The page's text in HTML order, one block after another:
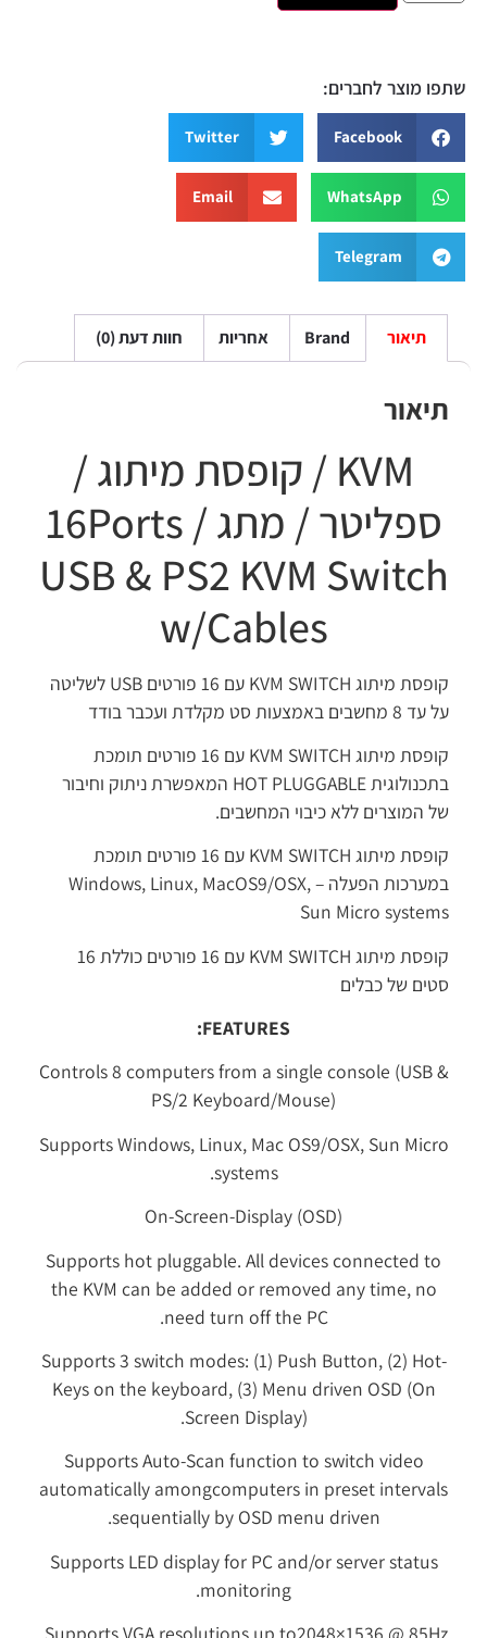
שתפו מוצר לחברים:
Facebook
Twitter
WhatsApp
Email
Telegram
תיאור Brand אחריות חוות דעת (0)
תיאור
KVM / קופסת מיתוג /
ספליטר / מתג / 16Ports
USB & PS2 KVM Switch
w/Cables
קופסת מיתוג KVM SWITCH עם 16 פורטים USB לשליטה
על עד 8 מחשבים באמצעות סט מקלדת ועכבר בודד
קופסת מיתוג KVM SWITCH עם 16 פורטים תומכת
בתכנולוגית HOT PLUGGABLE המאפשרת ניתוק וחיבור
של המוצרים ללא כיבוי המחשבים.
קופסת מיתוג KVM SWITCH עם 16 פורטים תומכת
במערכות הפעלה – Windows, Linux, MacOS9/OSX,
Sun Micro systems
קופסת מיתוג KVM SWITCH עם 16 פורטים כוללת 16
סטים של כבלים
FEATURES:
Controls 8 computers from a single console (USB &
PS/2 Keyboard/Mouse)
Supports Windows, Linux, Mac OS9/OSX, Sun Micro
systems.
On-Screen-Display (OSD)
Supports hot pluggable. All devices connected to
the KVM can be added or removed any time, no
need turn off the PC.
Supports 3 switch modes: (1) Push Button, (2) Hot-
Keys on the keyboard, (3) Menu driven OSD (On
Screen Display).
Supports Auto-Scan function to switch video
automatically amongcomputers in preset intervals
sequentially by OSD menu driven.
Supports LED display for PC and/or server status
monitoring.